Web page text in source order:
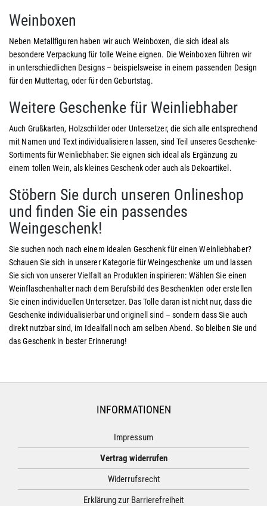
Weinboxen
Neben Metallfiguren haben wir auch Weinboxen, die sich ideal als
besondere Verpackung für tolle Weine eignen. Die Weinboxen führen wir
in unterschiedlichen Designs – beispielsweise in einem passenden Design
für den Muttertag, oder für den Geburtstag.
Weitere Geschenke für Weinliebhaber
Auch Grußkarten, Holzschilder oder Untersetzer, die sich alle entsprechend
mit Namen und Text individualisieren lassen, sind Teil unseres Geschenke-
Sortiments für Weinliebhaber: Sie eignen sich ideal als Ergänzung zu
einem tollen Wein, als kleines Geschenk oder auch als Dekoartikel.
Stöbern Sie durch unseren Onlineshop
und finden Sie ein passendes
Weingeschenk!
Sie suchen noch nach einem idealen Geschenk für einen Weinliebhaber?
Schauen Sie sich in unserer Kategorie für Weingeschenke um und lassen
Sie sich von unserer Vielfalt an Produkten inspirieren: Wählen Sie einen
Weinflaschenhalter nach dem Berufsbild des Beschenkten oder erstellen
Sie einen individuellen Untersetzer. Das Tolle daran ist nicht nur, dass die
Geschenke individualisierbar und originell sind – sondern dass Sie auch
direkt nutzbar sind, im Idealfall noch am selben Abend. So bleiben Sie und
das Geschenk in bester Erinnerung!
INFORMATIONEN
Impressum
Vertrag widerrufen
Widerrufsrecht
Erklärung zur Barrierefreiheit